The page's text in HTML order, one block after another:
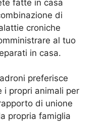
fatte in casa
di
croniche
al tuo
in casa.
preferisce
i propri animali per
di unione
propria famiglia